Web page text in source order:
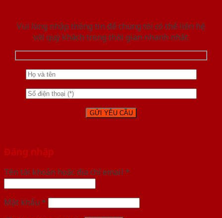
Vui lòng nhập thông tin để chúng tôi có thể liên hệ
với quý khách trong thời gian nhanh nhất.
Đăng nhập
Tên tài khoản hoặc địa chỉ email *
Mật khẩu *